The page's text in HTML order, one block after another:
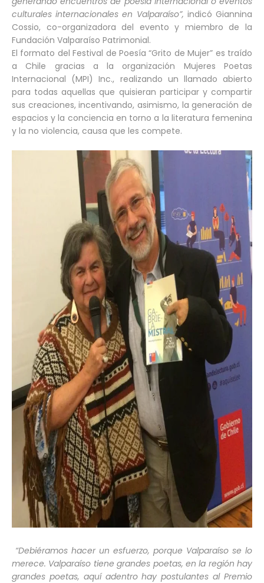
culturales internacionales en Valparaíso”, indicó Giannina
Cossio, co-organizadora del evento y miembro de la
Fundación Valparaíso Patrimonial.
El formato del Festival de Poesía “Grito de Mujer” es traído
a Chile gracias a la organización Mujeres Poetas
Internacional (MPI) Inc., realizando un llamado abierto
para todas aquellas que quisieran participar y compartir
sus creaciones, incentivando, asimismo, la generación de
espacios y la conciencia en torno a la literatura femenina
y la no violencia, causa que les compete.
“Debiéramos hacer un esfuerzo, porque Valparaíso se lo
merece. Valparaíso tiene grandes poetas, en la región hay
grandes poetas, aquí adentro hay postulantes al Premio